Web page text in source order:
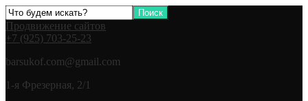
Продвижение сайтов
+7 (925) 703-25-23
barsukof.com@gmail.com
1-я Фрезерная, 2/1